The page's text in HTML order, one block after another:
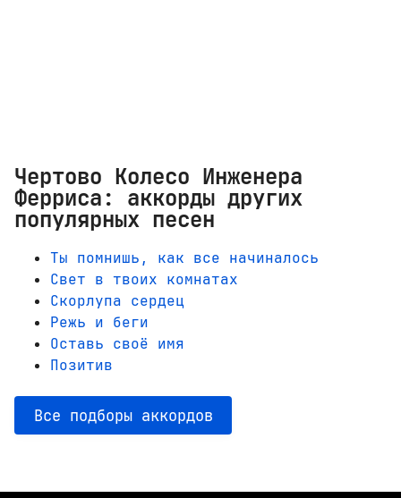
Чертово Колесо Инженера
Ферриса: аккорды других
популярных песен
Ты помнишь, как все начиналось
Свет в твоих комнатах
Скорлупа сердец
Режь и беги
Оставь своё имя
Позитив
Все подборы аккордов